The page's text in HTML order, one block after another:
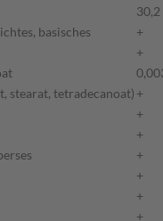
30,2
basisches
+
+
stearat, tetradecanoat) +
+
+
+
+
+
+